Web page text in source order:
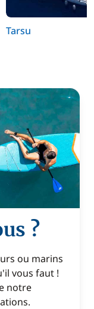
Tarsu
?
ou marins
vous faut !
notre